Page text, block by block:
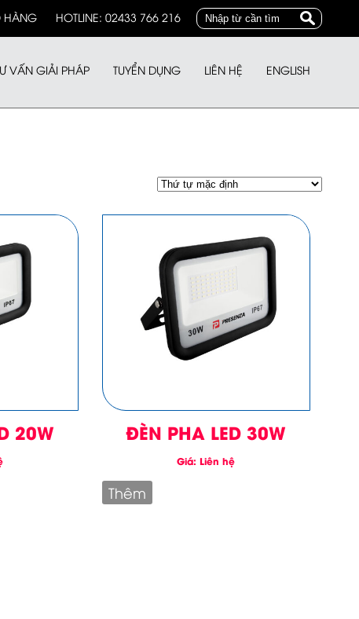
HÀNG HOTLINE: 02433 766 216
VẤN GIẢI PHÁP TUYỂN DỤNG LIÊN HỆ ENGLISH
20W ĐÈN PHA LED 30W
Giá: Liên hệ
Thêm